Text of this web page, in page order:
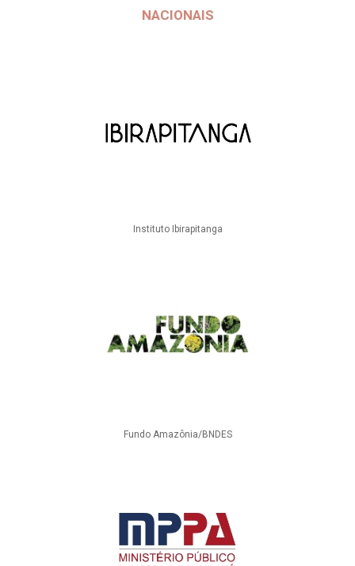
NACIONAIS
Instituto Ibirapitanga
Fundo Amazônia/BNDES